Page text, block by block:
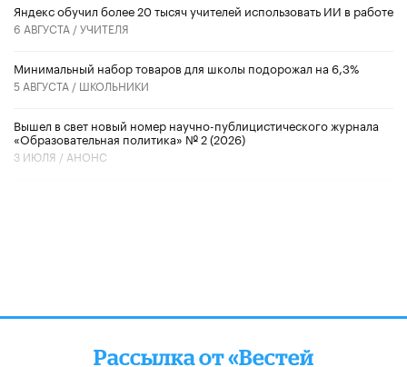
​Яндекс обучил более 20 тысяч учителей использовать ИИ в работе
6 АВГУСТА /УЧИТЕЛЯ
Минимальный набор товаров для школы подорожал на 6,3%
5 АВГУСТА / ШКОЛЬНИКИ
Вышел в свет новый номер научно-публицистического журнала
«Образовательная политика» № 2 (2026)
3 ИЮЛЯ / АНОНС
Рассылка от «Вестей